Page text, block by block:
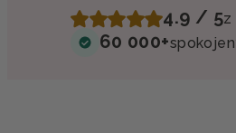
4.9 / 5z
60 000+